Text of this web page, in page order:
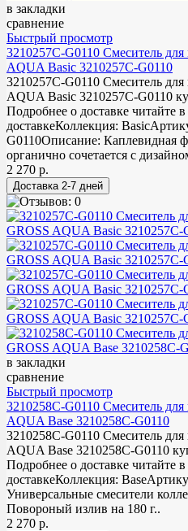
в закладки
сравнение
Быстрый просмотр
3210257C-G0110 Смеситель
AQUA Basic 3210257C-G0110
3210257C-G0110 Смеситель
AQUA Basic 3210257C-G0110
Подробнее о доставке читайте
доставкеКоллекция:
G0110Описание: Каплевидная
органично сочетается с
2 270 р.
в закладки
сравнение
Быстрый просмотр
3210258C-G0110 Смеситель
AQUA Base 3210258C-G0110
3210258C-G0110 Смеситель
AQUA Base 3210258C-G0110
Подробнее о доставке читайте
доставкеКоллекция:
Универсальные смесители
Повороный излив на 180 г..
2 270 р.